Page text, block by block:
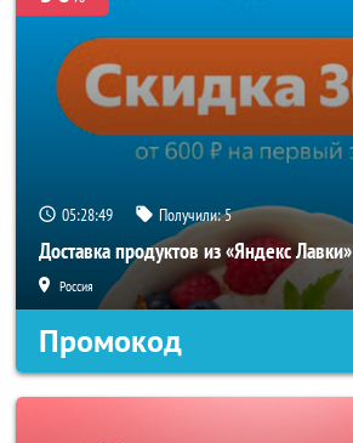
05:28:46 Получили:5
Доставка продуктов из «Яндекс Лавки»
Россия
Промокод